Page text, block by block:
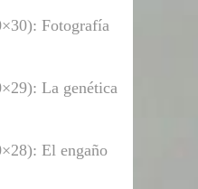
Fotografía
La genética
El engaño